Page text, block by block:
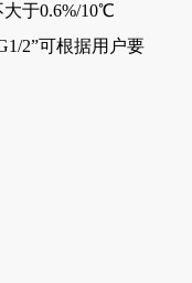
于0.6%/10℃
2”可根据用户要